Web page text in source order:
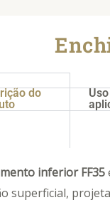
do
inferior FF35
superficial,